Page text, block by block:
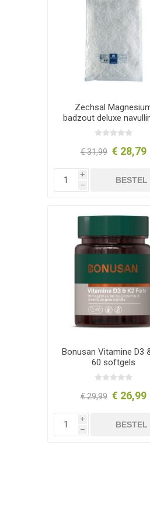
Zechsal
badzout deluxe
kg
€ 31,99 € 28,79
i
h
BESTEL
Bonusan Vitamine D3
60 softgels
€ 29,99 € 26,99
i
h
BESTEL